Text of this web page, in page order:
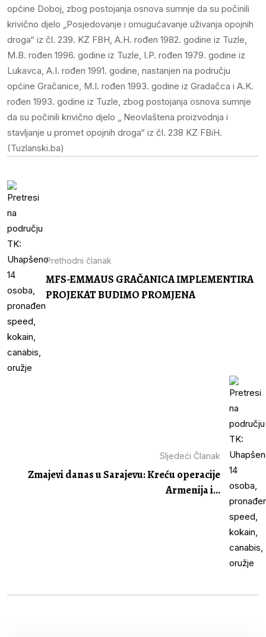
općine Doboj, zbog postojanja osnova sumnje da su počinili
krivično djelo „Posjedovanje i omugućavanje uživanja opojnih
droga“ iz čl. 239. KZ FBH, A.H. rođen 1982. godine iz Tuzle,
M.B. rođen 1996. godine iz Tuzle, I.P. rođen 1979. godine iz
Lukavca, A.I. rođen 1991. godine, nastanjen na području
općine Gračanice, M.I. rođen 1993. godine iz Gradačca i A.K.
rođen 1993. godine iz Tuzle, zbog postojanja osnova sumnje
da su počinili krivično djelo „ Neovlaštena proizvodnja i
stavljanje u promet opojnih droga“ iz čl. 238 KZ FBiH.
(Tuzlanski.ba)
Prethodni članak
MFS-EMMAUS GRAČANICA IMPLEMENTIRA
PROJEKAT BUDIMO PROMJENA
Sljedeći Članak
Zmajevi danas u Sarajevu: Kreću operacije
Armenija i...